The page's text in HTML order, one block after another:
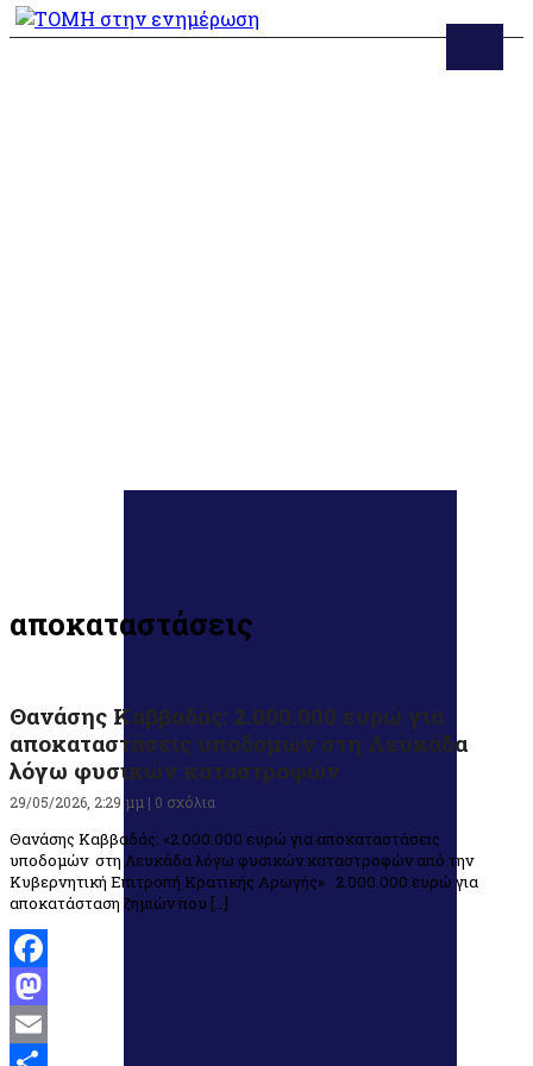
αποκαταστάσεις
Θανάσης Καββαδάς: 2.000.000 ευρώ για
αποκαταστάσεις υποδομών στη Λευκάδα
λόγω φυσικών καταστροφών
29/05/2026, 2:29 μμ | 0 σχόλια
Θανάσης Καββαδάς: «2.000.000 ευρώ για αποκαταστάσεις
υποδομών στη Λευκάδα λόγω φυσικών καταστροφών από την
Κυβερνητική Επιτροπή Κρατικής Αρωγής» 2.000.000 ευρώ για
αποκατάσταση ζημιών που […]
Facebook
Mastodon